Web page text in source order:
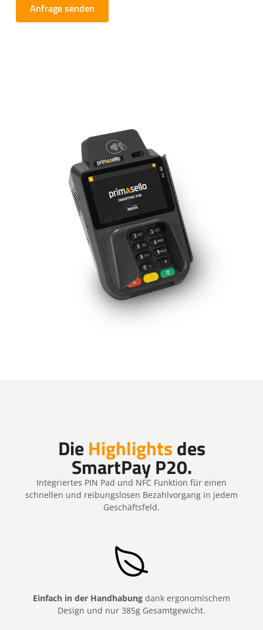
Anfrage senden
DieHighlightsdes
SmartPay P20.
Integriertes PIN Pad und NFC Funktion für einen
schnellen und reibungslosen Bezahlvorgang in jedem
Geschäftsfeld.
Einfach in der Handhabung dank ergonomischem
Design und nur 385g Gesamtgewicht.